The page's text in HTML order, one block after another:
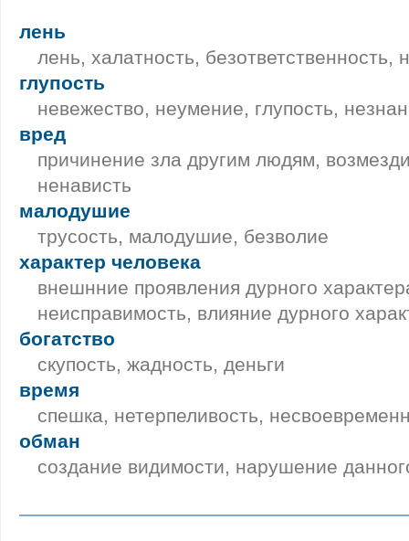
лень
лень, халатность, безответственность,
глупость
невежество, неумение, глупость,
вред
причинение зла другим людям,
ненависть
малодушие
трусость, малодушие, безволие
характер человека
внешнние проявления дурного
неисправимость, влияние дурного
богатство
скупость, жадность, деньги
время
спешка, нетерпеливость,
обман
создание видимости, нарушение